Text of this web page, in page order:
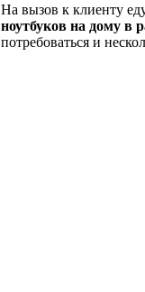
На вызов к клиенту
ноутбуков на дому в
потребоваться и